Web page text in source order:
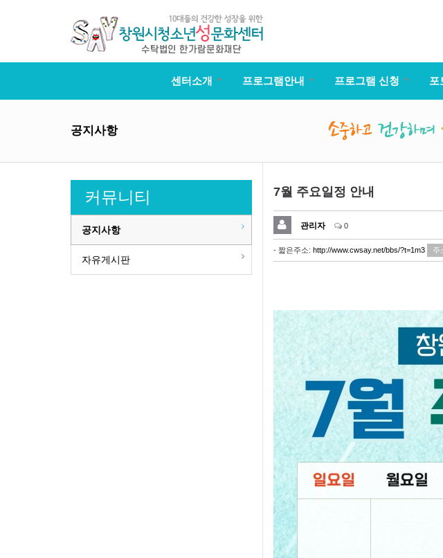
센터소개 프로그램안내 프로그램 신청 포
공지사항
커뮤니티
공지사항
자유게시판
7월 주요일정 안내
관리자 0
- 짧은주소: http://www.cwsay.net/bbs/?t=1m3 주